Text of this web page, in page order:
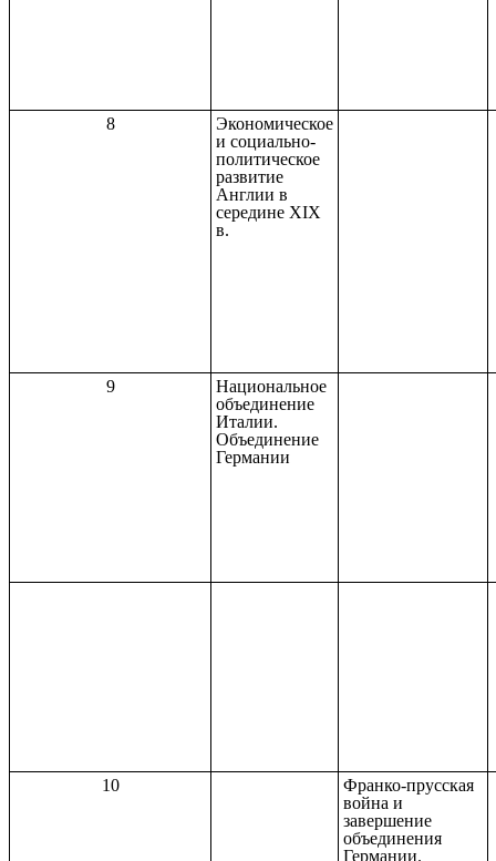
8
Экономическое
и социально-
политическое
развитие
Англии в
середине XIX
в.
9
Национальное
объединение
Италии.
Объединение
Германии
10
Франко-прусская
война и
завершение
объединения
Германии.